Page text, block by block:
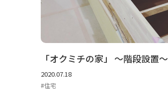
「オクミチの家」 ～階段設置～
2020.07.18
住宅